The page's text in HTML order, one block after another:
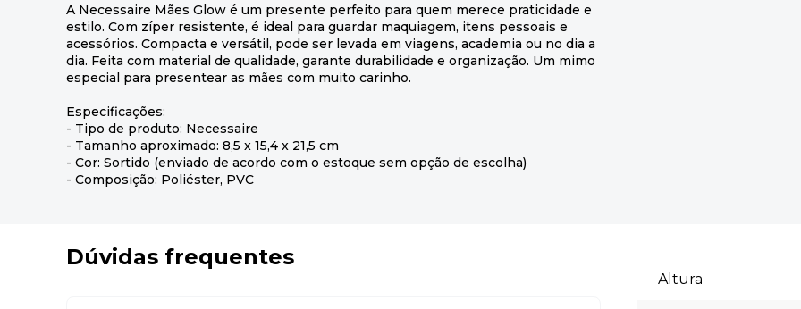
A Necessaire Mães Glow é um presente perfeito para quem merece praticidade e
estilo. Com zíper resistente, é ideal para guardar maquiagem, itens pessoais e
acessórios. Compacta e versátil, pode ser levada em viagens, academia ou no dia a
dia. Feita com material de qualidade, garante durabilidade e organização. Um mimo
especial para presentear as mães com muito carinho.
Especificações:
- Tipo de produto: Necessaire
- Tamanho aproximado: 8,5 x 15,4 x 21,5 cm
- Cor: Sortido (enviado de acordo com o estoque sem opção de escolha)
- Composição: Poliéster, PVC
Dúvidas frequentes
Altura